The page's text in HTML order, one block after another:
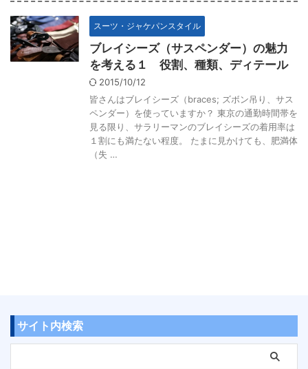
スーツ・ジャケパンスタイル
ブレイシーズ（サスペンダー）の魅力
を考える１ 役割、種類、ディテール
2015/10/12
皆さんはブレイシーズ（braces; ズボン吊り、サス
ペンダー）を使っていますか？ 東京の通勤時間帯を
見る限り、サラリーマンのブレイシーズの着用率は
１割にも満たない程度。 たまに見かけても、肥満体
（失 …
サイト内検索